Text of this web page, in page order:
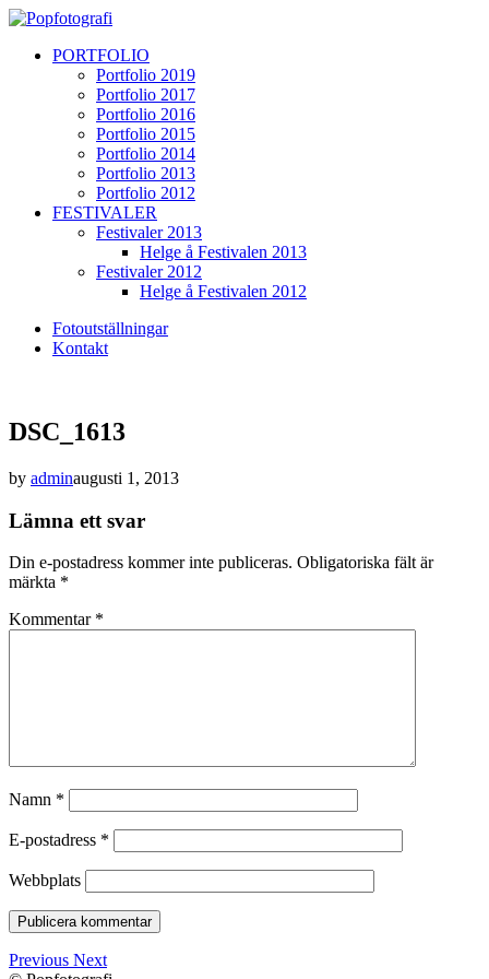
PORTFOLIO
Portfolio 2019
Portfolio 2017
Portfolio 2016
Portfolio 2015
Portfolio 2014
Portfolio 2013
Portfolio 2012
FESTIVALER
Festivaler 2013
Helge å Festivalen 2013
Festivaler 2012
Helge å Festivalen 2012
Fotoutställningar
Kontakt
DSC_1613
by adminaugusti 1, 2013
Lämna ett svar
Din e-postadress kommer inte publiceras. Obligatoriska fält är
märkta *
Kommentar *
Namn *
E-postadress *
Webbplats
Previous Next